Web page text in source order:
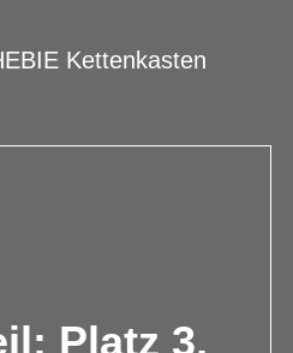
Kettenkasten
Platz 3,